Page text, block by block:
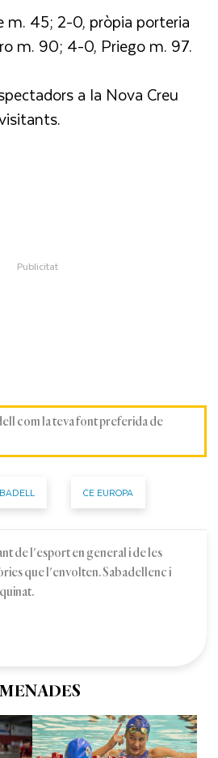
m. 45; 2-0, pròpia porteria
m. 90; 4-0, Priego m. 97.
a la Nova Creu
com la teva font preferida de
CE EUROPA
de l'esport en general i de les
que l'envolten. Sabadellenc i